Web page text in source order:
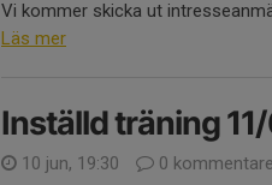
Vi kommer skicka ut
Läs mer
Inställd träning
10 jun, 19:30
0